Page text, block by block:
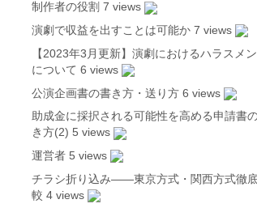
制作者の役割 7 views
演劇で収益を出すことは可能か 7 views
【2023年3月更新】演劇におけるハラスメン
について 6 views
公演企画書の書き方・送り方 6 views
助成金に採択される可能性を高める申請書
き方(2) 5 views
運営者 5 views
チラシ折り込み――東京方式・関西方式徹
較 4 views